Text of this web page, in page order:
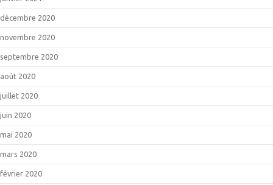
décembre 2020
novembre 2020
septembre 2020
août 2020
juillet 2020
juin 2020
mai 2020
mars 2020
février 2020